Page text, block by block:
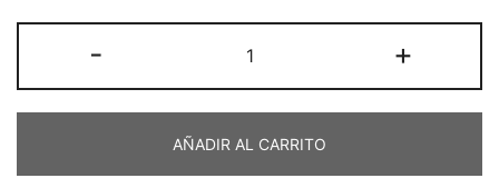
era:
€65,00.
es:
€45,50.
-
jacquard
cantidad
+
AÑADIR AL CARRITO